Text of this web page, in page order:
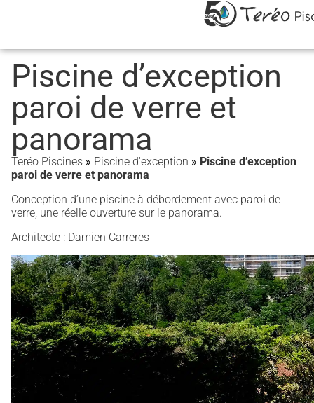
Piscine d’exception
paroi de verre et
panorama
Teréo Piscines » Piscine d'exception » Piscine d’exception
paroi de verre et panorama
Conception d’une piscine à débordement avec paroi de
verre, une réelle ouverture sur le panorama.
Architecte : Damien Carreres